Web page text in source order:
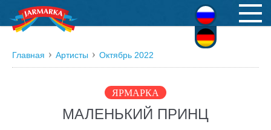
Русский
Главная Артисты Октябрь 2022
ЯРМАРКА
МАЛЕНЬКИЙ ПРИНЦ